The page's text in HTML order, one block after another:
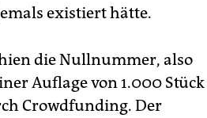
existiert hätte.
die Nullnummer, also
Auflage von 1.000 Stück
Crowdfunding. Der